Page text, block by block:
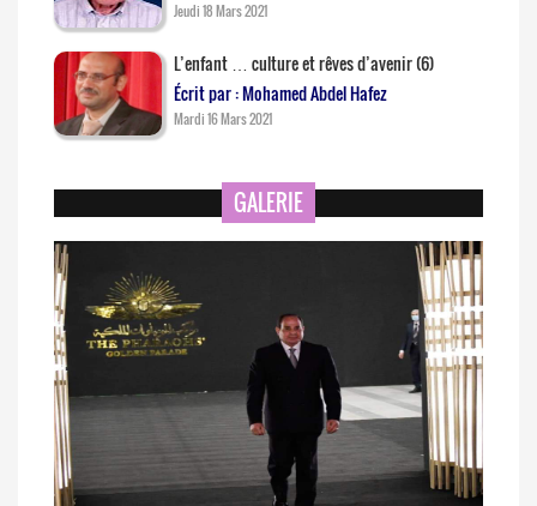
Jeudi 18 Mars 2021
L’enfant … culture et rêves d’avenir (6)
Écrit par : Mohamed Abdel Hafez
Mardi 16 Mars 2021
GALERIE